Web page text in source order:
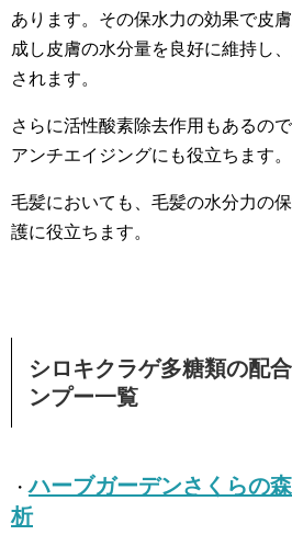
あります。その保水力の効果で皮
成し皮膚の水分量を良好に維持し
されます。
さらに活性酸素除去作用もあるの
アンチエイジングにも役立ちます。
毛髪においても、毛髪の水分力の
護に役立ちます。
シロキクラゲ多糖類の配
ンプー一覧
・ハーブガーデンさくらの
析